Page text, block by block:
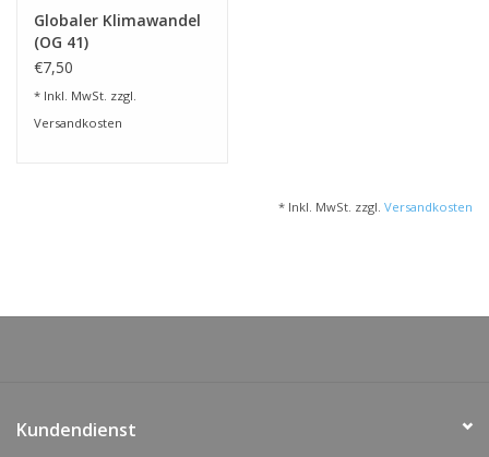
Globaler Klimawandel
(OG 41)
€7,50
* Inkl. MwSt. zzgl.
Versandkosten
* Inkl. MwSt. zzgl. Versandkosten
Kundendienst